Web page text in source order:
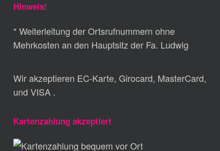
Hinweis!
* Weiterleitung der Ortsrufnummern ohne
Mehrkosten an den Hauptsitz der Fa. Ludwig
Wir akzeptieren EC-Karte, Girocard, MasterCard,
und VISA .
Kartenzahlung akzeptiert